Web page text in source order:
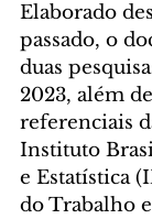
Elaborado
passado, o
duas
2023, além
referenciais
Instituto
e Estatística
do Trabalho